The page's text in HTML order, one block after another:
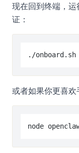
现在回到终端，
证：
或者如果你更喜欢